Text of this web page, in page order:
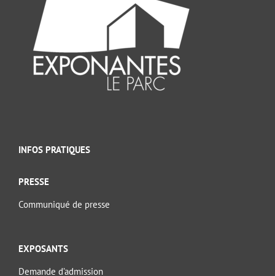
INFOS PRATIQUES
PRESSE
Communiqué de presse
EXPOSANTS
Demande d’admission